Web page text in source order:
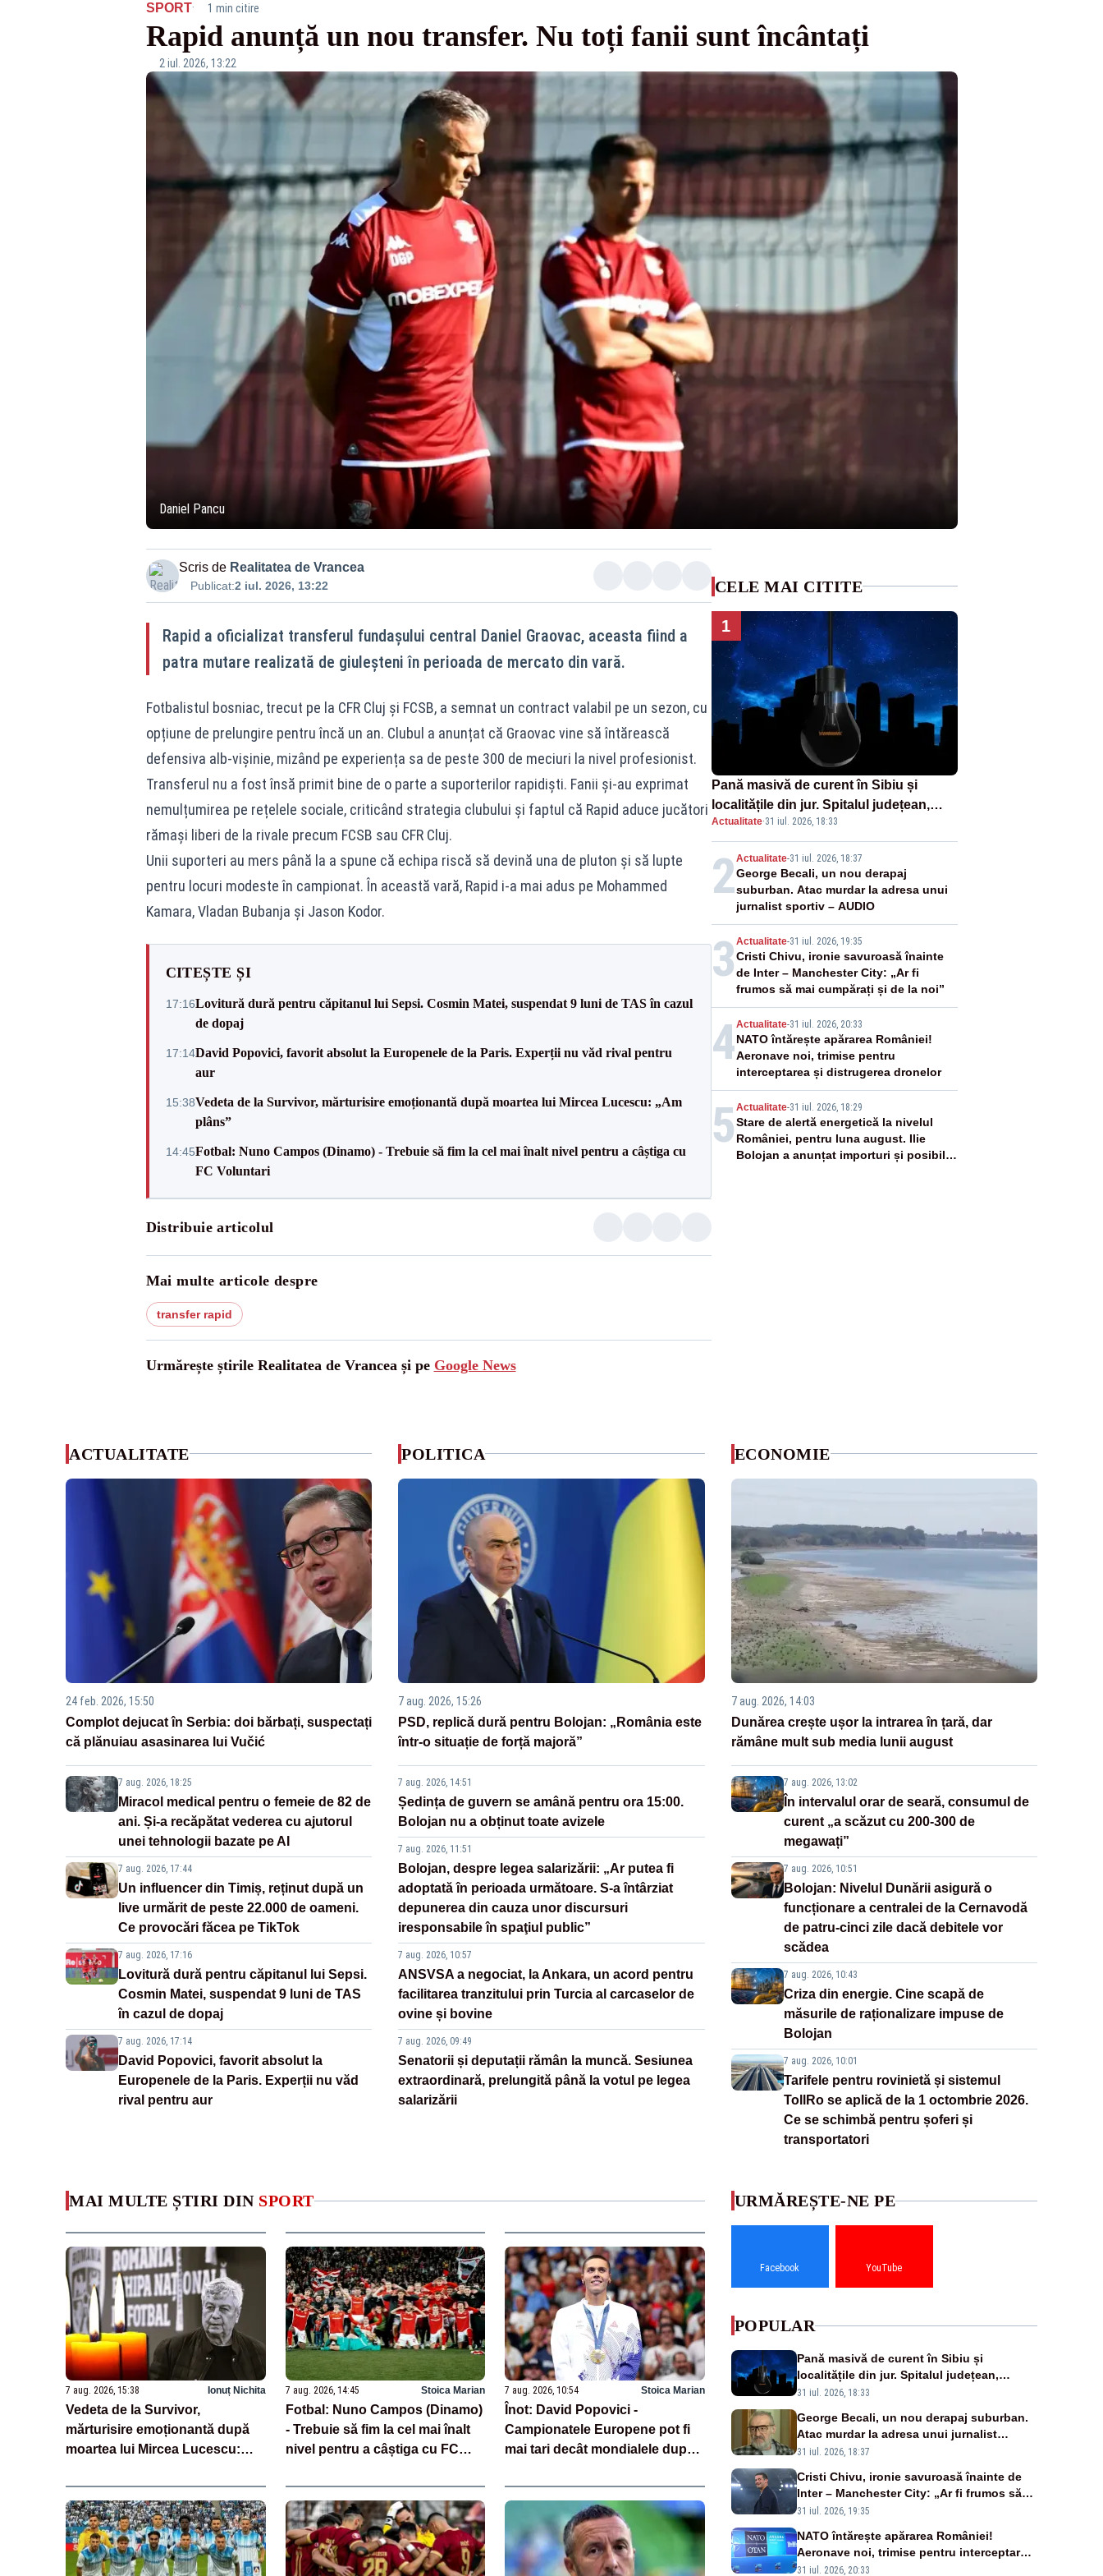
SPORT· 1 min citire
Rapid anunță un nou transfer. Nu toți fanii sunt încântați
2 iul. 2026, 13:22
Daniel Pancu
Scris de Realitatea de Vrancea
Publicat:2 iul. 2026, 13:22
Rapid a oficializat transferul fundașului central Daniel Graovac, aceasta fiind a
patra mutare realizată de giuleșteni în perioada de mercato din vară.
Fotbalistul bosniac, trecut pe la CFR Cluj și FCSB, a semnat un contract valabil pe un sezon, cu
opțiune de prelungire pentru încă un an. Clubul a anunțat că Graovac vine să întărească
defensiva alb-vișinie, mizând pe experiența sa de peste 300 de meciuri la nivel profesionist.
Transferul nu a fost însă primit bine de o parte a suporterilor rapidiști. Fanii și-au exprimat
nemulțumirea pe rețelele sociale, criticând strategia clubului și faptul că Rapid aduce jucători
rămași liberi de la rivale precum FCSB sau CFR Cluj.
Unii suporteri au mers până la a spune că echipa riscă să devină una de pluton și să lupte
pentru locuri modeste în campionat. În această vară, Rapid i-a mai adus pe Mohammed
Kamara, Vladan Bubanja și Jason Kodor.
CITEȘTE ȘI
17:16Lovitură dură pentru căpitanul lui Sepsi. Cosmin Matei, suspendat 9 luni de TAS în cazul
de dopaj
17:14David Popovici, favorit absolut la Europenele de la Paris. Experții nu văd rival pentru
aur
15:38Vedeta de la Survivor, mărturisire emoționantă după moartea lui Mircea Lucescu: „Am
plâns”
14:45Fotbal: Nuno Campos (Dinamo) - Trebuie să fim la cel mai înalt nivel pentru a câștiga cu
FC Voluntari
Distribuie articolul
Mai multe articole despre
transfer rapid
Urmărește știrile Realitatea de Vrancea și pe Google News
CELE MAI CITITE
1
Pană masivă de curent în Sibiu și
localitățile din jur. Spitalul județean,
semafoarele, rețelele de telefonie, grav
afectate
Actualitate·31 iul. 2026, 18:33
2Actualitate-31 iul. 2026, 18:37
George Becali, un nou derapaj
suburban. Atac murdar la adresa unui
jurnalist sportiv – AUDIO
3 Actualitate-31 iul. 2026, 19:35
Cristi Chivu, ironie savuroasă înainte
de Inter – Manchester City: „Ar fi
frumos să mai cumpărați și de la noi”
4Actualitate-31 iul. 2026, 20:33
NATO întărește apărarea României!
Aeronave noi, trimise pentru
interceptarea și distrugerea dronelor
5 Actualitate-31 iul. 2026, 18:29
Stare de alertă energetică la nivelul
României, pentru luna august. Ilie
Bolojan a anunțat importuri și posibile
ACTUALITATE
24 feb. 2026, 15:50
Complot dejucat în Serbia: doi bărbați, suspectați
că plănuiau asasinarea lui Vučić
7 aug. 2026, 18:25
Miracol medical pentru o femeie de 82 de
ani. Și-a recăpătat vederea cu ajutorul
unei tehnologii bazate pe AI
7 aug. 2026, 17:44
Un influencer din Timiș, reținut după un
live urmărit de peste 22.000 de oameni.
Ce provocări făcea pe TikTok
7 aug. 2026, 17:16
Lovitură dură pentru căpitanul lui Sepsi.
Cosmin Matei, suspendat 9 luni de TAS
în cazul de dopaj
7 aug. 2026, 17:14
David Popovici, favorit absolut la
Europenele de la Paris. Experții nu văd
rival pentru aur
POLITICA
7 aug. 2026, 15:26
PSD, replică dură pentru Bolojan: „România este
într-o situație de forță majoră”
7 aug. 2026, 14:51
Ședința de guvern se amână pentru ora 15:00.
Bolojan nu a obținut toate avizele
7 aug. 2026, 11:51
Bolojan, despre legea salarizării: „Ar putea fi
adoptată în perioada următoare. S-a întârziat
depunerea din cauza unor discursuri
iresponsabile în spaţiul public”
7 aug. 2026, 10:57
ANSVSA a negociat, la Ankara, un acord pentru
facilitarea tranzitului prin Turcia al carcaselor de
ovine și bovine
7 aug. 2026, 09:49
Senatorii și deputații rămân la muncă. Sesiunea
extraordinară, prelungită până la votul pe legea
salarizării
ECONOMIE
7 aug. 2026, 14:03
Dunărea crește ușor la intrarea în țară, dar
rămâne mult sub media lunii august
7 aug. 2026, 13:02
În intervalul orar de seară, consumul de
curent „a scăzut cu 200-300 de
megawați”
7 aug. 2026, 10:51
Bolojan: Nivelul Dunării asigură o
funcționare a centralei de la Cernavodă
de patru-cinci zile dacă debitele vor
scădea
7 aug. 2026, 10:43
Criza din energie. Cine scapă de
măsurile de raționalizare impuse de
Bolojan
7 aug. 2026, 10:01
Tarifele pentru rovinietă și sistemul
TollRo se aplică de la 1 octombrie 2026.
Ce se schimbă pentru șoferi și
transportatori
MAI MULTE ȘTIRI DIN SPORT
7 aug. 2026, 15:38 Ionuț Nichita
Vedeta de la Survivor,
mărturisire emoționantă după
moartea lui Mircea Lucescu:
7 aug. 2026, 14:45 Stoica Marian
Fotbal: Nuno Campos (Dinamo)
- Trebuie să fim la cel mai înalt
nivel pentru a câștiga cu FC
7 aug. 2026, 10:54 Stoica Marian
Înot: David Popovici -
Campionatele Europene pot fi
mai tari decât mondialele după
URMĂREȘTE-NE PE
Facebook YouTube
POPULAR
Pană masivă de curent în Sibiu și
localitățile din jur. Spitalul județean,
semafoarele, rețelele de telefonie, grav
31 iul. 2026, 18:33
George Becali, un nou derapaj suburban.
Atac murdar la adresa unui jurnalist
sportiv – AUDIO
31 iul. 2026, 18:37
Cristi Chivu, ironie savuroasă înainte de
Inter – Manchester City: „Ar fi frumos să
mai cumpărați și de la noi”
31 iul. 2026, 19:35
NATO întărește apărarea României!
Aeronave noi, trimise pentru interceptarea
și distrugerea dronelor
31 iul. 2026, 20:33